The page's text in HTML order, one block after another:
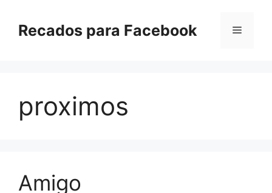
paraRecados para Facebook Menu
proximos
Amigo